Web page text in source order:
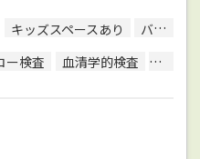
キッズスペースあり
バリアフリー対応
ー検査 血清学的検査 呼吸機